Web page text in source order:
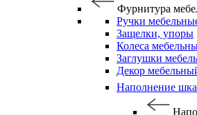
Фурнитура
Ручки
Защелки, упоры
Колеса
Заглушки
Декор
Наполнение